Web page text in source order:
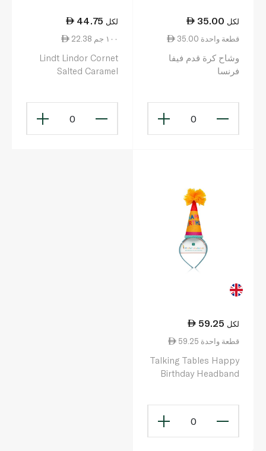
35.00 لكل
35.00 قطعة واحدة
وشاح كرة قدم فيفا
فرنسا
0
44.75 لكل
22.38 ١٠٠ جم
Lindt Lindor Cornet
Salted Caramel
0
59.25 لكل
59.25 قطعة واحدة
Talking Tables Happy
Birthday Headband
0